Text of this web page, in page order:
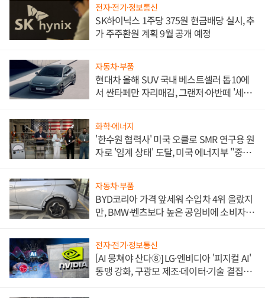
전자·전기·정보통신
SK하이닉스 1주당 375원 현금배당 실시, 추
가 주주환원 계획 9월 공개 예정
자동차·부품
현대차 올해 SUV 국내 베스트셀러 톱10에
서 싼타페만 자리매김, 그랜저·아반떼 '세단
화학·에너지
'한수원 협력사' 미국 오클로 SMR 연구용 원
자로 '임계 상태' 도달, 미국 에너지부 "중요
자동차·부품
BYD코리아 가격 앞세워 수입차 4위 올랐지
만, BMW·벤츠보다 높은 공임비에 소비자
전자·전기·정보통신
[AI 뭉쳐야 산다⑧] LG·엔비디아 '피지컬 AI'
동맹 강화, 구광모 제조·데이터·기술 결집